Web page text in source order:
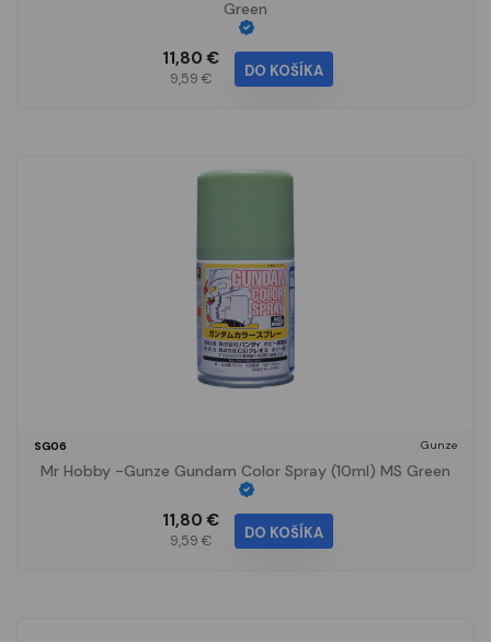
Green
11,80 €
9,59 € DO KOŠÍKA
SG06 Gunze
Mr Hobby -Gunze Gundam Color Spray (10ml) MS Green
11,80 €
9,59 € DO KOŠÍKA